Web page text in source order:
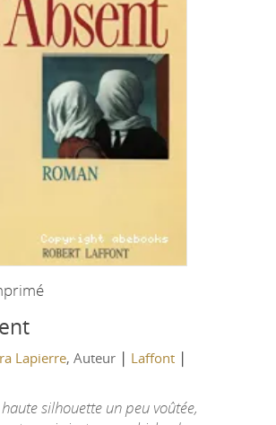
Lapierre, Auteur | Laffont|
silhouette un peu voûtée,